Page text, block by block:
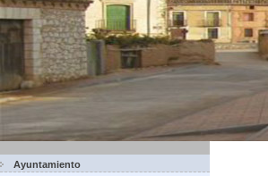
Ayuntamiento